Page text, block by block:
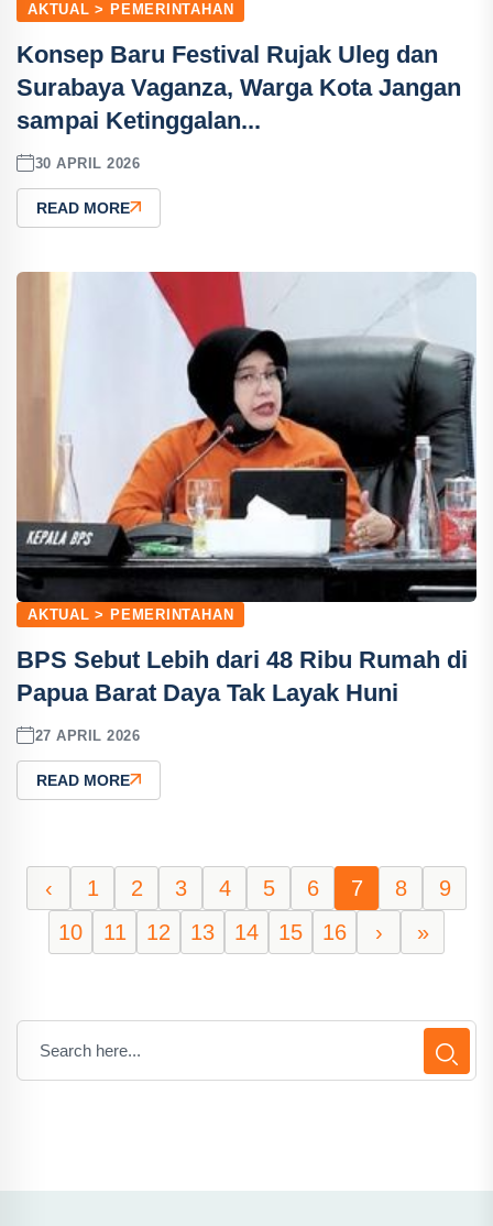
AKTUAL > PEMERINTAHAN
Konsep Baru Festival Rujak Uleg dan
Surabaya Vaganza, Warga Kota Jangan
sampai Ketinggalan...
30 APRIL 2026
READ MORE
AKTUAL > PEMERINTAHAN
BPS Sebut Lebih dari 48 Ribu Rumah di
Papua Barat Daya Tak Layak Huni
27 APRIL 2026
READ MORE
‹ 1 2 3 4 5 6 7 8
9
10
11 12 13 14 15 16 › »